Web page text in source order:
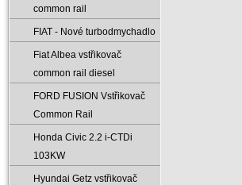
common rail
FIAT - Nové turbodmychadlo
Fiat Albea vstřikovač
common rail diesel
FORD FUSION Vstřikovač
Common Rail
Honda Civic 2.2 i-CTDi
103KW
Hyundai Getz vstřikovač